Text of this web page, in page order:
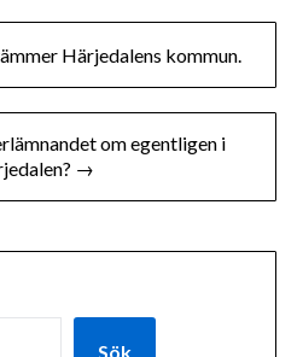
Härjedalens kommun.
om egentligen i
→
Sök